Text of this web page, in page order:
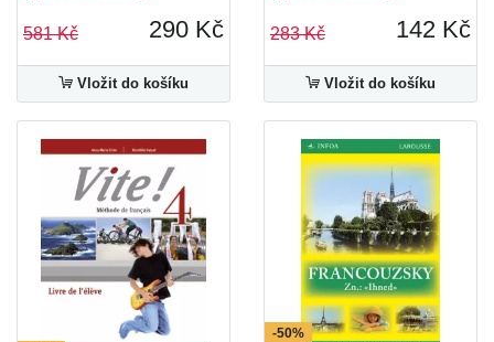
581 Kč 290 Kč
Vložit do košíku
283 Kč 142 Kč
Vložit do košíku
-50%